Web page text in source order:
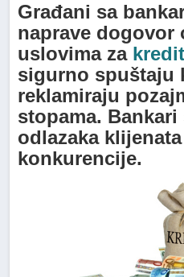
Građani sa
naprave
uslovima za
sigurno spuštaju
reklamiraju
stopama. Bankari
odlazaka
konkurencije.